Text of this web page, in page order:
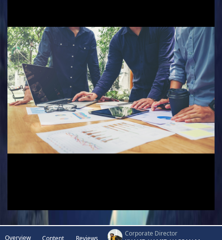
Overview Content Reviews
Corporate Director